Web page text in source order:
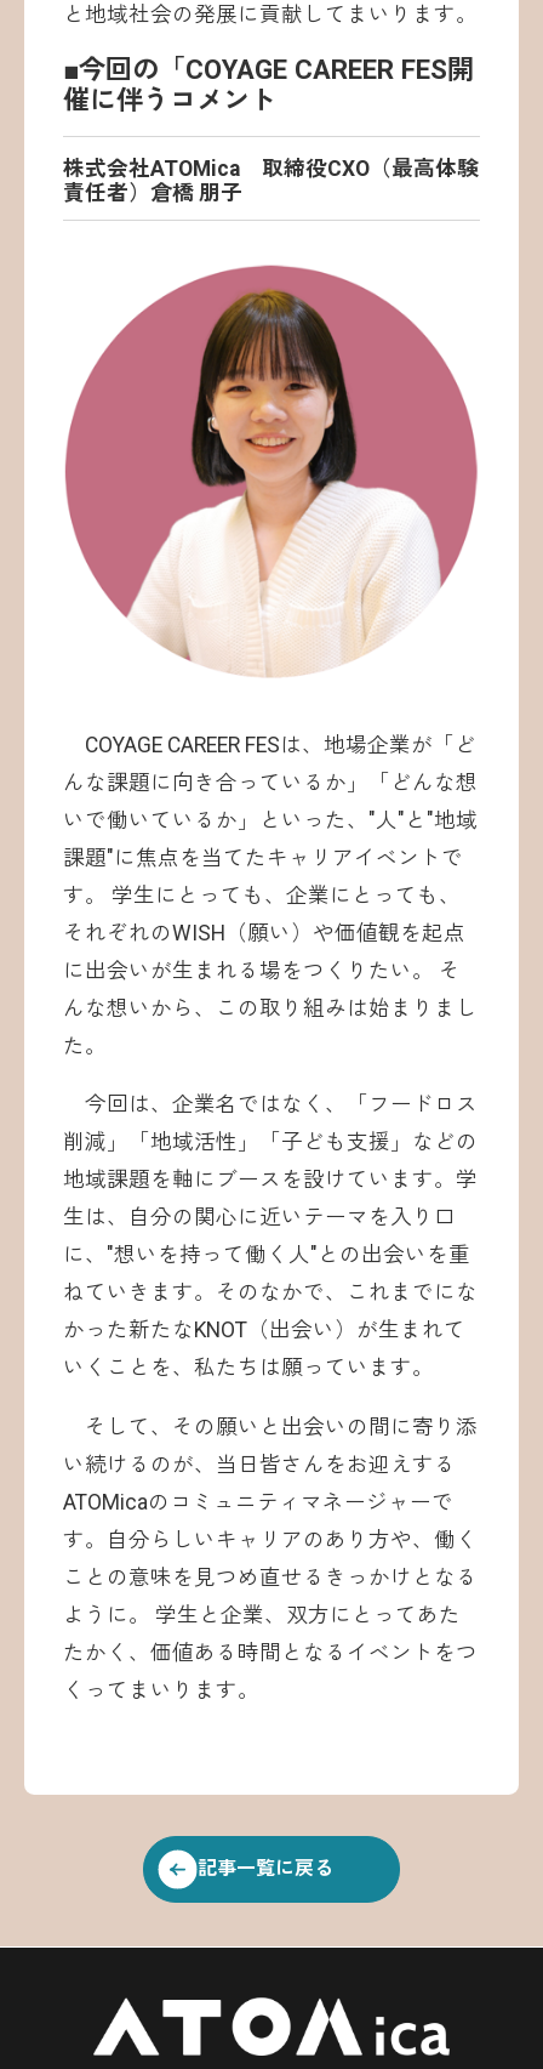
と地域社会の発展に貢献してまいります。
■今回の「COYAGE CAREER FES開
催に伴うコメント
株式会社ATOMica 取締役CXO（最高体験
責任者）倉橋 朋子
COYAGE CAREER FESは、地場企業が「ど
んな課題に向き合っているか」「どんな想
いで働いているか」といった、"人"と"地域
課題"に焦点を当てたキャリアイベントで
す。 学生にとっても、企業にとっても、
それぞれのWISH（願い）や価値観を起点
に出会いが生まれる場をつくりたい。 そ
んな想いから、この取り組みは始まりまし
た。
今回は、企業名ではなく、「フードロス
削減」「地域活性」「子ども支援」などの
地域課題を軸にブースを設けています。学
生は、自分の関心に近いテーマを入り口
に、"想いを持って働く人"との出会いを重
ねていきます。そのなかで、これまでにな
かった新たなKNOT（出会い）が生まれて
いくことを、私たちは願っています。
そして、その願いと出会いの間に寄り添
い続けるのが、当日皆さんをお迎えする
ATOMicaのコミュニティマネージャーで
す。自分らしいキャリアのあり方や、働く
ことの意味を見つめ直せるきっかけとなる
ように。 学生と企業、双方にとってあた
たかく、価値ある時間となるイベントをつ
くってまいります。
記事一覧に戻る